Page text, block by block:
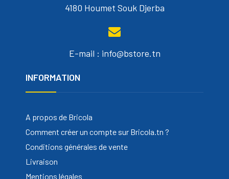
4180 Houmet Souk Djerba
E-mail : info@bstore.tn
INFORMATION
A propos de Bricola
Comment créer un compte sur Bricola.tn ?
Conditions générales de vente
Livraison
Mentions légales